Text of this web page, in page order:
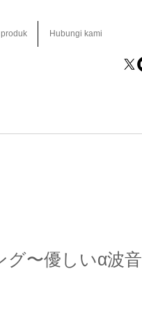
Hubungi kami
グ〜優しいα波音